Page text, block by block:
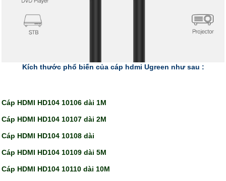
Kích thước phổ biến của cáp hdmi Ugreen như sau :
Cáp HDMI HD104 10106 dài 1M
Cáp HDMI HD104 10107 dài 2M
Cáp HDMI HD104 10108 dài
Cáp HDMI HD104 10109 dài 5M
Cáp HDMI HD104 10110 dài 10M